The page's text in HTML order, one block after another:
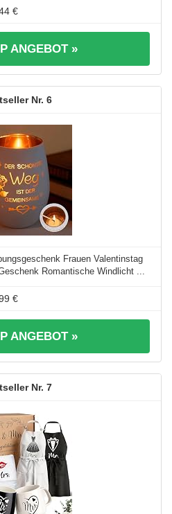
€
ANGEBOT »
6
Frauen Valentinstag
Romantische Windlicht ...
€
ANGEBOT »
7